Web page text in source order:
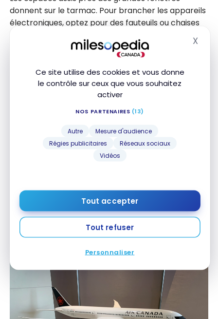
Ce site utilise des cookies et vous donne
le contrôle sur ceux que vous souhaitez
activer
NOS PARTENAIRES (13)
Autre
Mesure d'audience
Régies publicitaires
Réseaux sociaux
Vidéos
Tout accepter
Tout refuser
Personnaliser
X
donnent sur le tarmac. Pour brancher les appareils
électroniques, optez pour des fauteuils ou chaises
Il y a aussi une zone d’affaires avec des cubicules
individuels et une imprimante ainsi qu’une
photocopieuse.